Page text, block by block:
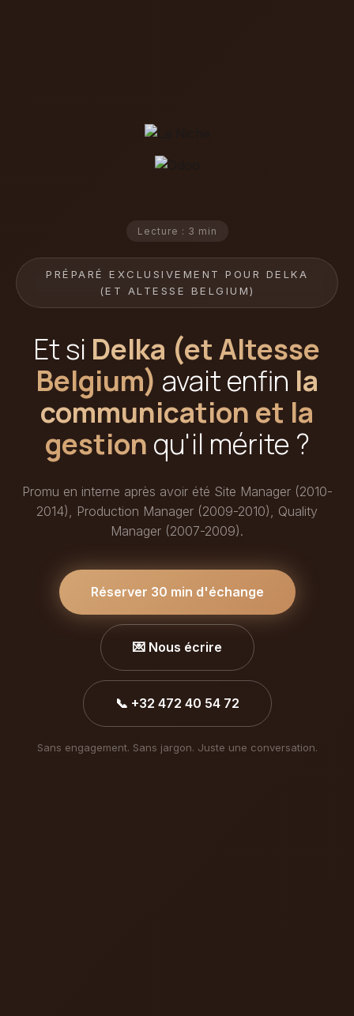
Lecture : 3 min
PRÉPARÉ EXCLUSIVEMENT POUR DELKA
(ET ALTESSE BELGIUM)
Et si Delka (et Altesse
Belgium) avait enfin la
communication et la
gestion qu'il mérite ?
Promu en interne après avoir été Site Manager (2010-
2014), Production Manager (2009-2010), Quality
Manager (2007-2009).
Réserver 30 min d'échange
💌 Nous écrire
📞 +32 472 40 54 72
Sans engagement. Sans jargon. Juste une conversation.